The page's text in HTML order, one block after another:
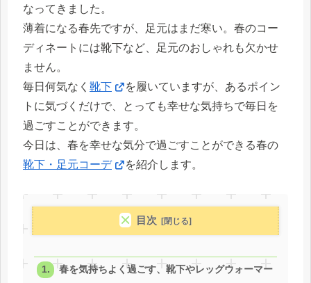
なってきました。
薄着になる春先ですが、足元はまだ寒い。春のコー
ディネートには靴下など、足元のおしゃれも欠かせ
ません。
毎日何気なく 靴下
を履いていますが、あるポイン
トに気づくだけで、とっても幸せな気持ちで毎日を
過ごすことができます。
今日は、春を幸せな気分で過ごすことができる春の
靴下・足元コーデ
を紹介します。
目次
春を気持ちよく過ごす、靴下やレッグウォーマー